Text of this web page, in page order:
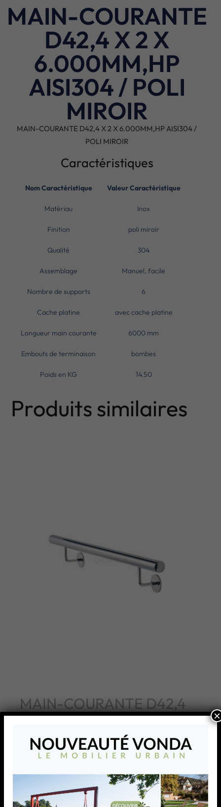
MAIN-COURANTE
D42,4 X 2 X
6.000MM,HP
AISI304 / POLI
MIROIR
MAIN-COURANTE D42,4 X 2 X 6.000MM,HP AISI304 /
POLI MIROIR
Caractéristiques
Nom Caractéristique Valeur Caractéristique
Matériau Inox
Finition poli miroir
Qualité 304
Assemblage Manuel, facile
Nombre de supports 6
Cache platine avec cache platine
Longueur main courante 6000 mm
Embouts de terminaison bombes
Poids en KG 14.50
Produits similaires
MAIN-COURANTE D42,4
X 2 X 6.000MM,HP
AISI304 / POLI MIROIR
MAIN-COURANTE D42,4 X 2 X 6.000MM,HP
AISI304 / POLI MIROIR
×